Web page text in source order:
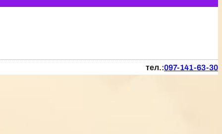
тел.:097-141-63-30